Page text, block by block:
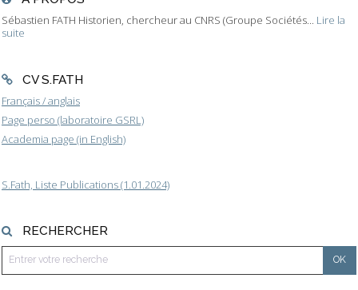
Sébastien FATH Historien, chercheur au CNRS (Groupe Sociétés... Lire la
suite
CV S.FATH
Français / anglais
Page perso (laboratoire GSRL)
Academia page (in English)
S.Fath, Liste Publications (1.01.2024)
RECHERCHER